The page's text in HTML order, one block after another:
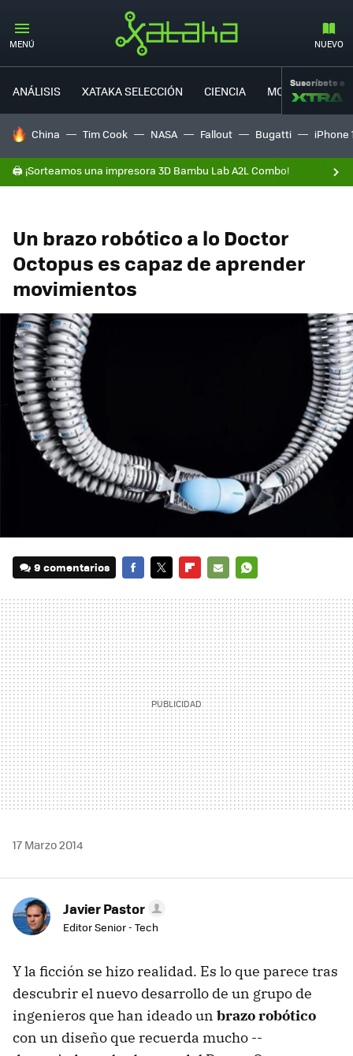
MENÚ NUEVO
ANÁLISIS XATAKA SELECCIÓN CIENCIA MOVILIDAD
Suscríbete a
HOY SE HABLA DE
China Tim Cook NASA Fallout Bugatti iPhone
🖨️ ¡Sorteamos una impresora 3D Bambu Lab A2L Combo!
Un brazo robótico a lo Doctor
Octopus es capaz de aprender
movimientos
9 comentarios
MAIL
17 Marzo 2014
Javier Pastor
Editor Senior - Tech
Y la ficción se hizo realidad. Es lo que parece tras
descubrir el nuevo desarrollo de un grupo de
ingenieros que han ideado un brazo robótico
con un diseño que recuerda mucho --